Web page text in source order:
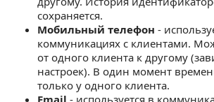
сохраняется.
Мобильный телефон -
коммуникациях с клиентами.
от одного клиента к другому
настроек). В один момент
только у одного клиента.
Email - используется в